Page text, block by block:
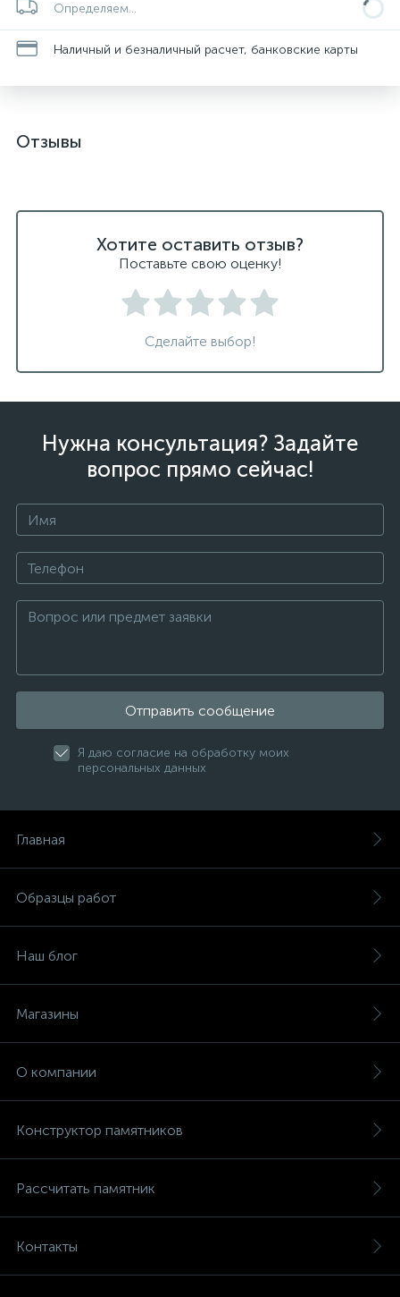
Определяем...
Наличный и безналичный расчет, банковские карты
Отзывы
Хотите оставить отзыв?
Поставьте свою оценку!
Сделайте выбор!
Нужна консультация? Задайте
вопрос прямо сейчас!
Отправить сообщение
Я даю согласие на обработку моих
персональных данных
Главная
Образцы работ
Наш блог
Магазины
О компании
Конструктор памятников
Рассчитать памятник
Контакты